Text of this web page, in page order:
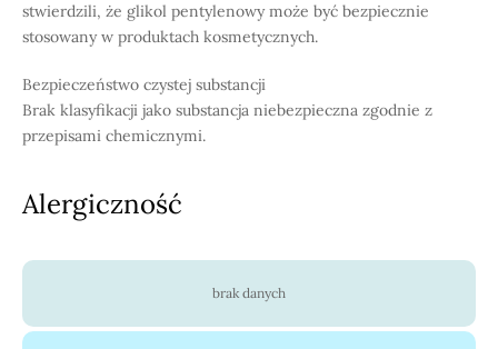
stwierdzili, że glikol pentylenowy może być bezpiecznie
stosowany w produktach kosmetycznych.
Bezpieczeństwo czystej substancji
Brak klasyfikacji jako substancja niebezpieczna zgodnie z
przepisami chemicznymi.
Alergiczność
brak danych